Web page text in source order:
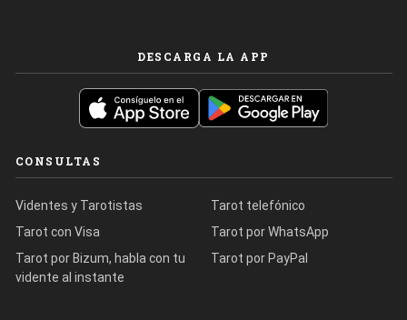
DESCARGA LA APP
CONSULTAS
Videntes y Tarotistas
Tarot con Visa
Tarot por Bizum, habla con tu
vidente al instante
Tarot telefónico
Tarot por WhatsApp
Tarot por PayPal